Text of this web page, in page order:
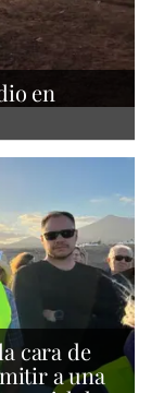
en
cara de
a una